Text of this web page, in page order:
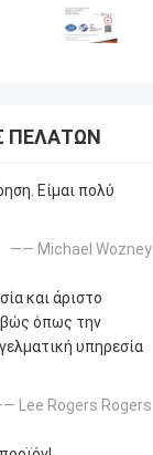
ΠΕΛΑΤΏΝ
Είμαι πολύ
—— Michael Wozney
και άριστο
όπως την
υπηρεσία
Lee Rogers Rogers